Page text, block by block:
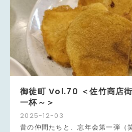
2025-12-03
御徒町 Vol.70 ＜佐竹商店
一杯～＞
昔の仲間たちと、忘年会第一弾（